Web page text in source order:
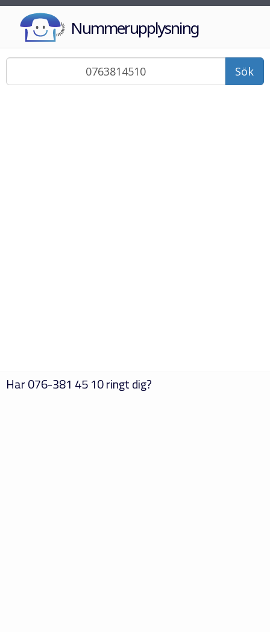
Nummerupplysning
Sök
Har076-381 45 10ringt dig?